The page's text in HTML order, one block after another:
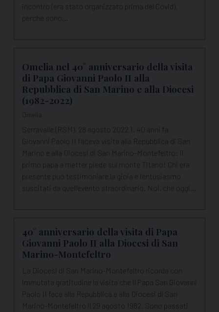
incontro (era stato organizzato prima del Covid),
perché sono…
Omelia nel 40° anniversario della visita
di Papa Giovanni Paolo II alla
Repubblica di San Marino e alla Diocesi
(1982-2022)
Omelia
Serravalle (RSM), 28 agosto 2022 1. 40 anni fa
Giovanni Paolo II faceva visita alla Repubblica di San
Marino e alla Diocesi di San Marino-Montefeltro: il
primo papa a metter piede sul monte Titano! Chi era
presente può testimoniare la gioia e l’entusiasmo
suscitati da quell’evento straordinario. Noi, che oggi…
40° anniversario della visita di Papa
Giovanni Paolo II alla Diocesi di San
Marino-Montefeltro
La Diocesi di San Marino-Montefeltro ricorda con
immutata gratitudine la visita che il Papa San Giovanni
Paolo II fece alla Repubblica e alla Diocesi di San
Marino-Montefeltro il 29 agosto 1982. Sono passati